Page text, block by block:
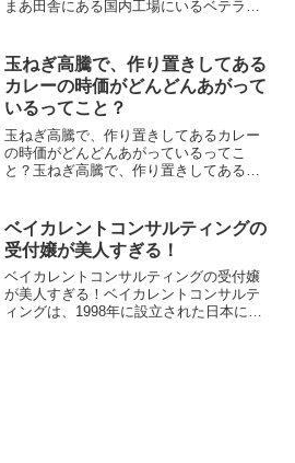
まあ田舎にある国内工場にいるベテラン
る。毎日定時でスコーンと帰って家族と
の時間を楽しんでい...
玉ねぎ高騰で、作り置きしてある
カレーの時価がどんどんあがって
いるってこと？
玉ねぎ高騰で、作り置きしてあるカレー
の時価がどんどんあがっているってこ
と？玉ねぎ高騰で、作り置きしてあるカ
(@iewori) May 5, 2022 ネットの声カレー
は減価...
ベイカレントコンサルティングの
受付嬢が美人すぎる！
ベイカレントコンサルティングの受付嬢
が美人すぎる！ベイカレントコンサルテ
ィングは、1998年に設立された日本に本